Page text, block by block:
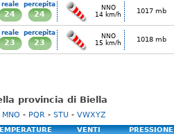
reale
24
percepita
24
NNO
14 km/h
1017 mb
reale
23
percepita
23
NNO
15 km/h
1018 mb
provincia di Biella
MNO - PQR - STU - VWXYZ
VENTI PRESSIONE